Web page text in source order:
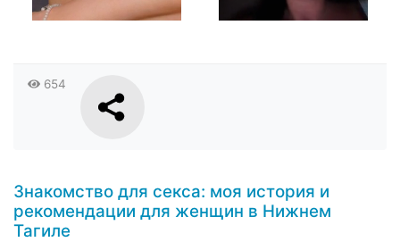
654
Знакомство для секса: моя история и
рекомендации для женщин в Нижнем
Тагиле